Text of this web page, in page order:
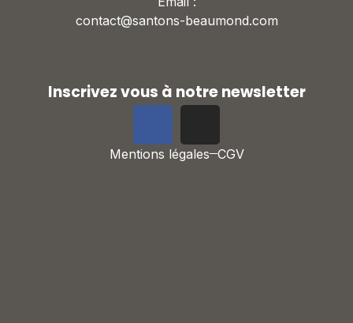
contact@santons-beaumond.com
Inscrivez vous à notre newsletter
Mentions légales CGV